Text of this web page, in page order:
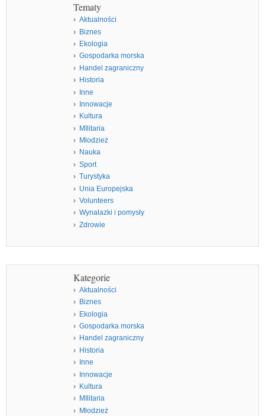
Tematy
Aktualności
Biznes
Ekologia
Gospodarka morska
Handel zagraniczny
Historia
Inne
Innowacje
Kultura
MIlitaria
Młodzież
Nauka
Sport
Turystyka
Unia Europejska
Volunteers
Wynalazki i pomysły
Zdrowie
Kategorie
Aktualności
Biznes
Ekologia
Gospodarka morska
Handel zagraniczny
Historia
Inne
Innowacje
Kultura
MIlitaria
Młodzież